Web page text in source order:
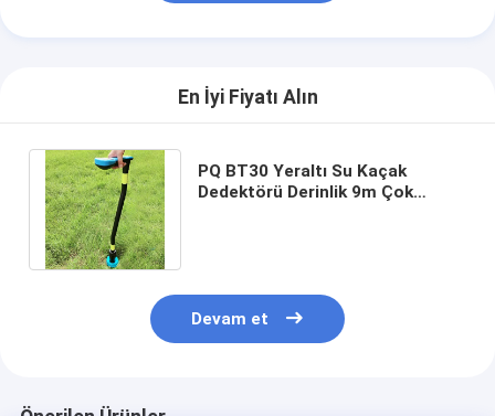
En İyi Fiyatı Alın
PQ BT30 Yeraltı Su Kaçak
Dedektörü Derinlik 9m Çok
Devam et